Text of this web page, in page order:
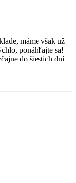
máme však už
ponáhľajte sa!
do šiestich dní.